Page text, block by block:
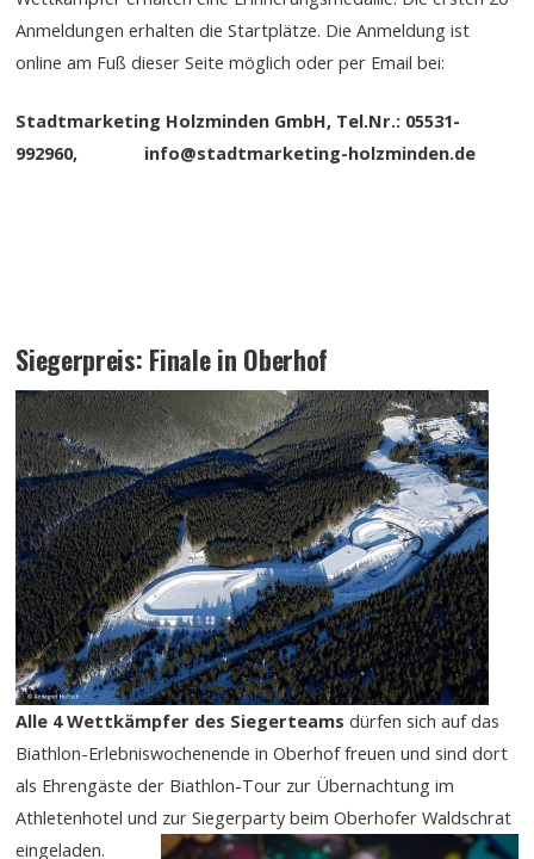
Anmeldungen erhalten die Startplätze. Die Anmeldung ist
online am Fuß dieser Seite möglich oder per Email bei:
Stadtmarketing Holzminden GmbH, Tel.Nr.: 05531-
992960,
info@stadtmarketing-holzminden.de
Siegerpreis: Finale in Oberhof
Alle 4 Wettkämpfer des Siegerteamsdürfen sich auf das
Biathlon-Erlebniswochenende in Oberhof freuen und sind dort
als Ehrengäste der Biathlon-Tour zur Übernachtung im
Athletenhotel und zur Siegerparty beim Oberhofer Waldschrat
eingeladen.